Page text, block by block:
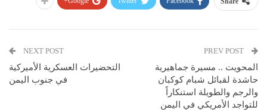
المحويت .. مسيرة جماهيرية
حاشدة لقبائل شبام كوكبان
والرجم والطويلة استنكاراً
للتواجد الأمريكي في اليمن
NEXT POST
التحضيرات العسكرية الأميركية
في جنوب اليمن